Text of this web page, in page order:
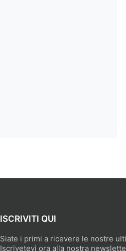
ISCRIVITI QUI
Siate i primi a ricevere le nostre
Iscrivetevi ora alla nostra